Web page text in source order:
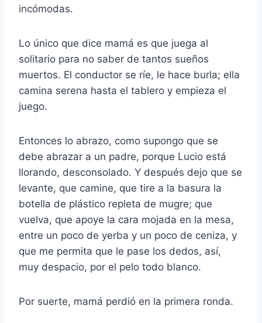
incómodas.
Lo único que dice mamá es que juega al
solitario para no saber de tantos sueños
muertos. El conductor se ríe, le hace burla; ella
camina serena hasta el tablero y empieza el
juego.
Entonces lo abrazo, como supongo que se
debe abrazar a un padre, porque Lucio está
llorando, desconsolado. Y después dejo que se
levante, que camine, que tire a la basura la
botella de plástico repleta de mugre; que
vuelva, que apoye la cara mojada en la mesa,
entre un poco de yerba y un poco de ceniza, y
que me permita que le pase los dedos, así,
muy despacio, por el pelo todo blanco.
Por suerte, mamá perdió en la primera ronda.